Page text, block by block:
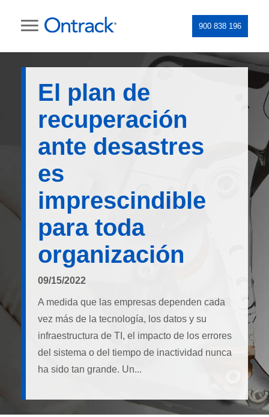
900 838 196
El plan de
recuperación
ante desastres
es
imprescindible
para toda
organización
09/15/2022
A medida que las empresas dependen cada
vez más de la tecnología, los datos y su
infraestructura de TI, el impacto de los errores
del sistema o del tiempo de inactividad nunca
ha sido tan grande. Un...